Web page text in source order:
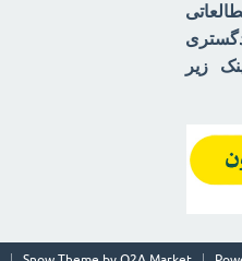
وارد لینک زیر